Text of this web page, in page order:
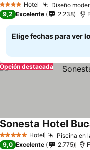
4 EstrellasHotel Diseño
9,2 Excelente 2.238
Elige fechas para ver
Opción destacada
5 Estrellas Hotel Piscina en
Sonesta Hotel
9,0 Excelente 2.775